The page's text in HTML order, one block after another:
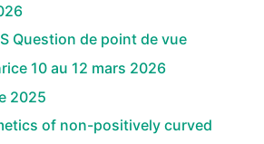
Question de point de vue
10 au 12 mars 2026
2025
of non-positively curved